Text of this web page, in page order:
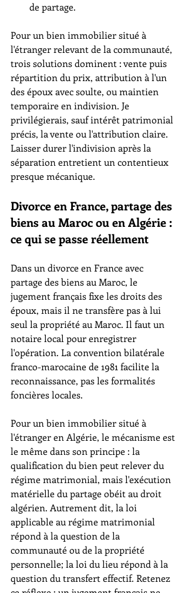
de partage.
Pour un bien immobilier situé à
l'étranger relevant de la communauté,
trois solutions dominent : vente puis
répartition du prix, attribution à l'un
des époux avec soulte, ou maintien
temporaire en indivision. Je
privilégierais, sauf intérêt patrimonial
précis, la vente ou l'attribution claire.
Laisser durer l'indivision après la
séparation entretient un contentieux
presque mécanique.
Divorce en France, partage des
biens au Maroc ou en Algérie :
ce qui se passe réellement
Dans un divorce en France avec
partage des biens au Maroc, le
jugement français fixe les droits des
époux, mais il ne transfère pas à lui
seul la propriété au Maroc. Il faut un
notaire local pour enregistrer
l'opération. La convention bilatérale
franco-marocaine de 1981 facilite la
reconnaissance, pas les formalités
foncières locales.
Pour un bien immobilier situé à
l'étranger en Algérie, le mécanisme est
le même dans son principe : la
qualification du bien peut relever du
régime matrimonial, mais l'exécution
matérielle du partage obéit au droit
algérien. Autrement dit, la loi
applicable au régime matrimonial
répond à la question de la
communauté ou de la propriété
personnelle; la loi du lieu répond à la
question du transfert effectif. Retenez